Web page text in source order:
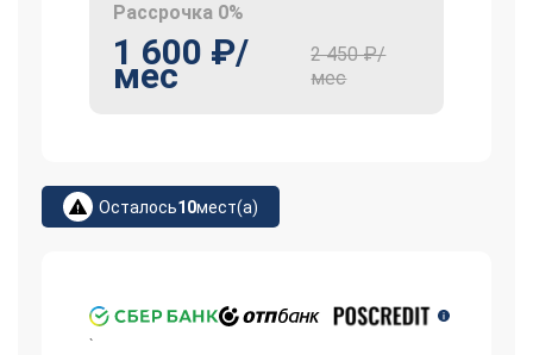
Рассрочка 0%
1 600 ₽/
мес
2 450 ₽/
мес
Осталось10мест(а)
`